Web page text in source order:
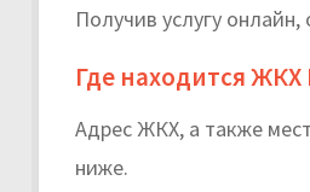
Получив услугу
Где находится
Адрес ЖКХ, а также
ниже.